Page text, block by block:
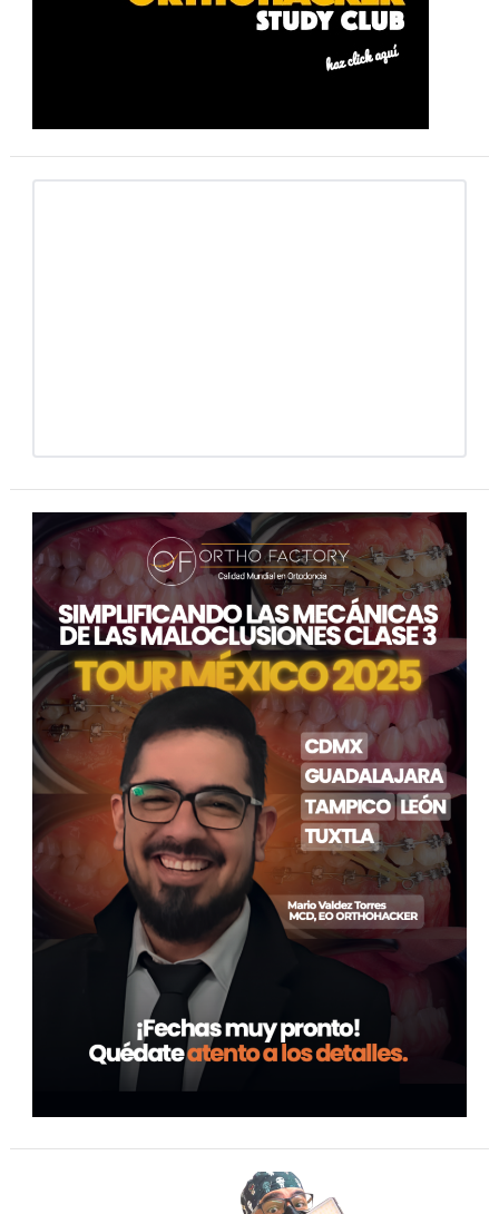
primaria